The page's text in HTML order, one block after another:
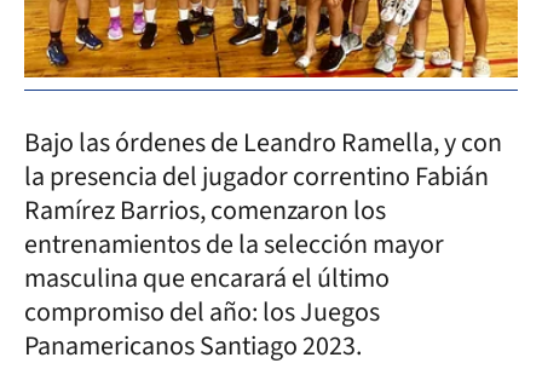
Bajo las órdenes de Leandro Ramella, y con
la presencia del jugador correntino Fabián
Ramírez Barrios, comenzaron los
entrenamientos de la selección mayor
masculina que encarará el último
compromiso del año: los Juegos
Panamericanos Santiago 2023.